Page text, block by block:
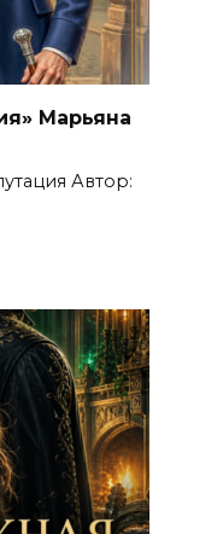
Марьяна
Автор: